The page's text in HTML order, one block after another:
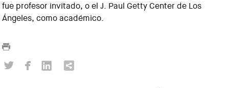
fue profesor invitado, o el J. Paul Getty Center de Los
Ángeles, como académico.